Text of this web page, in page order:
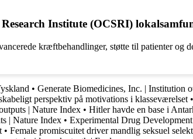
Institute (OCSRI)
kræftbehandlinger, støtte til patienter
• Generate Biomedicines, Inc. | Institution
perspektiv på motivations i klasseværelset •
| Nature Index • Hitler havde en base i
| Nature Index • Experimental Drug
• Female promiscuitet driver mandlig seksuel